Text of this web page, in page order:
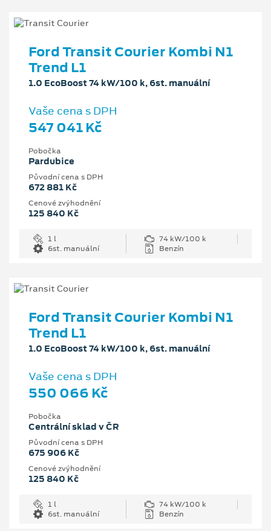
Ford Transit Courier Kombi N1
Trend L1
1.0 EcoBoost 74 kW/100 k, 6st. manuální
Vaše cena s DPH
547 041 Kč
Pobočka
Pardubice
Původní cena s DPH
672 881 Kč
Cenové zvýhodnění
125 840 Kč
1 l
74 kW/100 k
6st. manuální
Benzín
Ford Transit Courier Kombi N1
Trend L1
1.0 EcoBoost 74 kW/100 k, 6st. manuální
Vaše cena s DPH
550 066 Kč
Pobočka
Centrální sklad v ČR
Původní cena s DPH
675 906 Kč
Cenové zvýhodnění
125 840 Kč
1 l
74 kW/100 k
6st. manuální
Benzín